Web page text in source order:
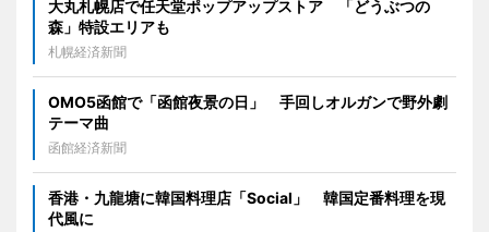
大丸札幌店で任天堂ポップアップストア 「どうぶつの
森」特設エリアも
札幌経済新聞
OMO5函館で「函館夜景の日」 手回しオルガンで野外劇
テーマ曲
函館経済新聞
香港・九龍塘に韓国料理店「Social」 韓国定番料理を現
代風に